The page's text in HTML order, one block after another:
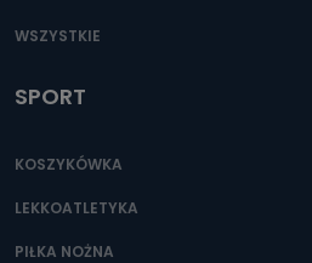
WSZYSTKIE
SPORT
KOSZYKÓWKA
LEKKOATLETYKA
PIŁKA NOŻNA